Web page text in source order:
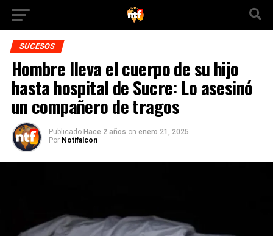
SUCESOS
Hombre lleva el cuerpo de su hijo
hasta hospital de Sucre: Lo asesinó
un compañero de tragos
Publicado Hace 2 años on enero 21, 2025
Por Notifalcon